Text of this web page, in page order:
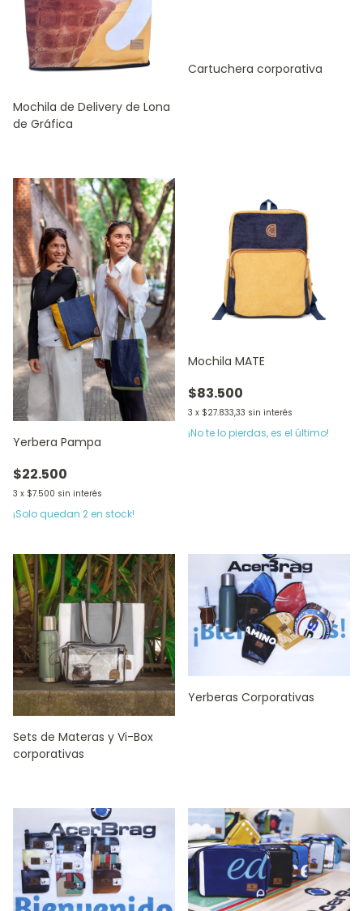
Mochila de Delivery de Lona
de Gráfica
Cartuchera corporativa
Yerbera Pampa
$22.500
3 x $7.500 sin interés
¡Solo quedan 2 en stock!
Mochila MATE
$83.500
3 x $27.833,33 sin interés
¡No te lo pierdas, es el último!
Sets de Materas y Vi-Box
corporativas
Yerberas Corporativas